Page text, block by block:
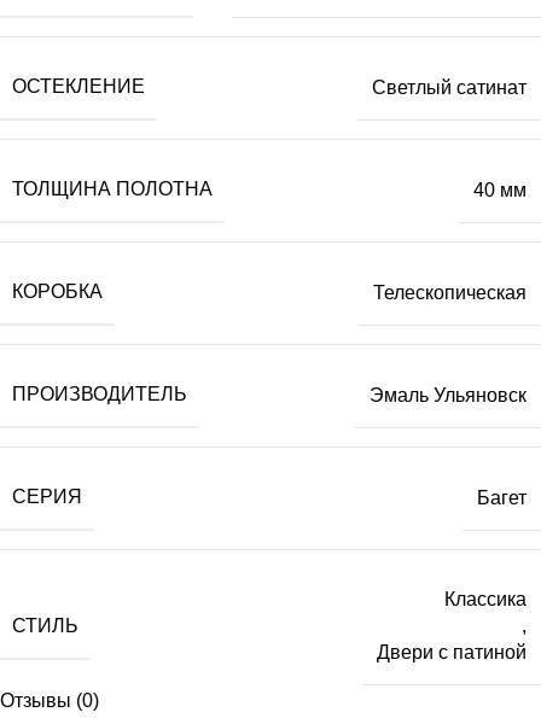
ОСТЕКЛЕНИЕ Светлый сатинат
ТОЛЩИНА ПОЛОТНА 40 мм
КОРОБКА Телескопическая
ПРОИЗВОДИТЕЛЬ Эмаль Ульяновск
СЕРИЯ Багет
СТИЛЬ
Классика
,
Двери с патиной
Отзывы (0)